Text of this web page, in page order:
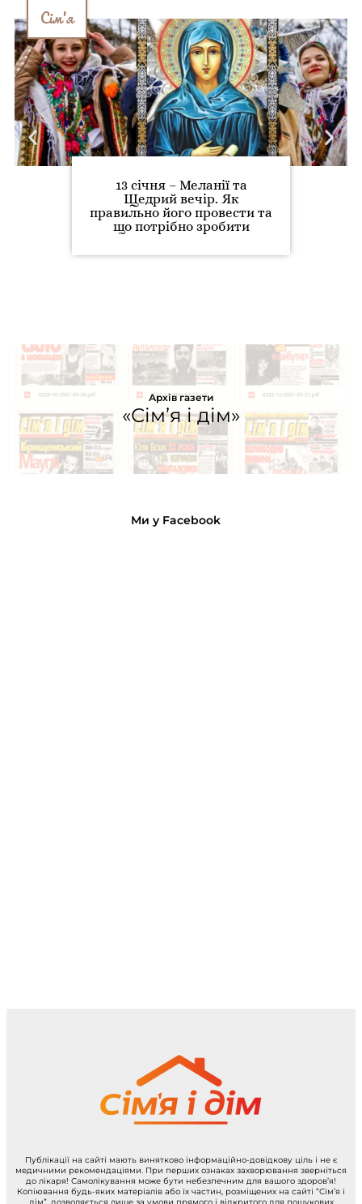
Сім'я
13 січня – Меланії та
Щедрий вечір. Як
правильно його провести та
що потрібно зробити
Архів газети
«Сім’я і дім»
Ми у Facebook
Публікації на сайті мають винятково інформаційно-довідкову ціль і не є
медичними рекомендаціями. При перших ознаках захворювання зверніться
до лікаря! Самолікування може бути небезпечним для вашого здоров’я!
Копіювання будь-яких матеріалів або їх частин, розміщених на сайті “Сім’я і